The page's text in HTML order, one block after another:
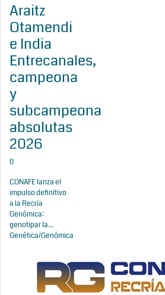
Araitz
Otamendi
e India
Entrecanales,
campeona
y
subcampeona
absolutas
2026
0
CONAFE lanza el
impulso definitivo
a la Recría
Genómica:
genotipar la...
Genética/Genómica